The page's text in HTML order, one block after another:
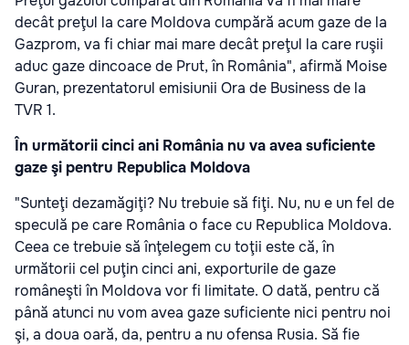
decât preţul la care Moldova cumpără acum gaze de la
Gazprom, va fi chiar mai mare decât preţul la care ruşii
aduc gaze dincoace de Prut, în România", afirmă Moise
Guran, prezentatorul emisiunii Ora de Business de la
TVR 1.
În următorii cinci ani România nu va avea suficiente
gaze şi pentru Republica Moldova
"Sunteţi dezamăgiţi? Nu trebuie să fiţi. Nu, nu e un fel de
speculă pe care România o face cu Republica Moldova.
Ceea ce trebuie să înţelegem cu toţii este că, în
următorii cel puţin cinci ani, exporturile de gaze
româneşti în Moldova vor fi limitate. O dată, pentru că
până atunci nu vom avea gaze suficiente nici pentru noi
şi, a doua oară, da, pentru a nu ofensa Rusia. Să fie